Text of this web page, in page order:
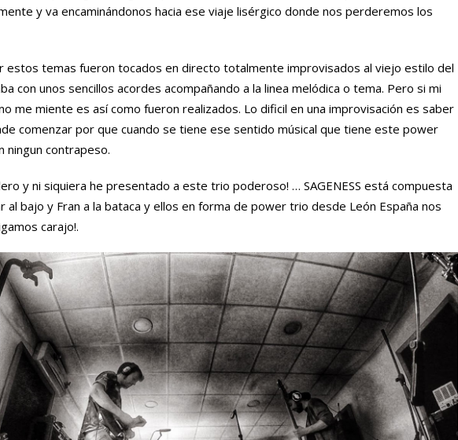
y va encaminándonos hacia ese viaje lisérgico donde nos perderemos los
estos temas fueron tocados en directo totalmente improvisados al viejo estilo del
con unos sencillos acordes acompañando a la linea melódica o tema. Pero si mi
me miente es así como fueron realizados. Lo dificil en una improvisación es saber
comenzar por que cuando se tiene ese sentido músical que tiene este power
ningun contrapeso.
y ni siquiera he presentado a este trio poderoso! … SAGENESS está compuesta
al bajo y Fran a la bataca y ellos en forma de power trio desde León España nos
carajo!.